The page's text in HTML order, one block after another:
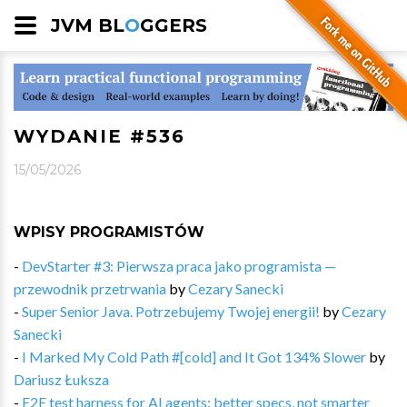
JVM BLOGGERS
WYDANIE #536
15/05/2026
WPISY PROGRAMISTÓW
- DevStarter #3: Pierwsza praca jako programista —
przewodnik przetrwania byCezary Sanecki
- Super Senior Java. Potrzebujemy Twojej energii! byCezary
Sanecki
- I Marked My Cold Path #[cold] and It Got 134% Slower by
Dariusz Łuksza
- E2E test harness for AI agents: better specs, not smarter